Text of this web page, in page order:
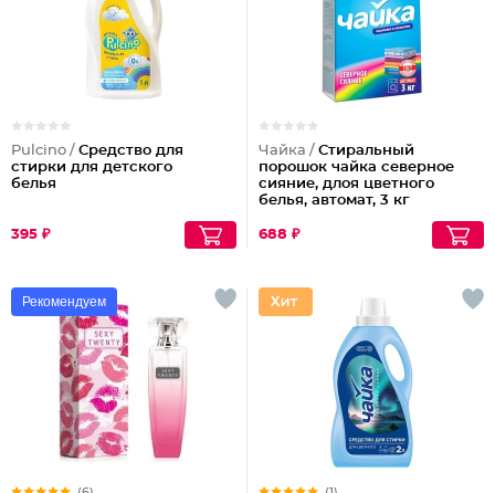
Pulcino / Средство для
стирки для детского
белья
395 ₽
Чайка / Стиральный
порошок чайка северное
сияние, длоя цветного
белья, автомат, 3 кг
688 ₽
Рекомендуем